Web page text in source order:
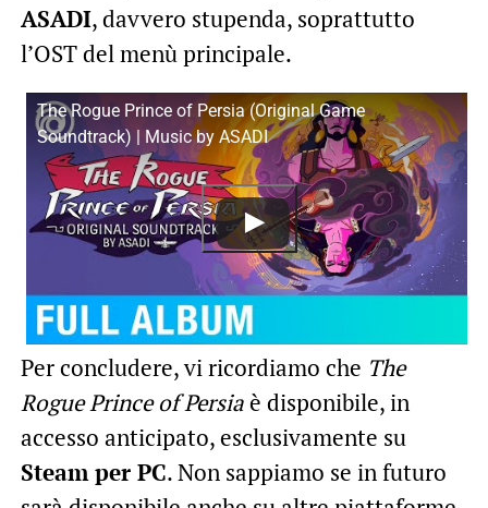
ASADI, davvero stupenda, soprattutto
l’OST del menù principale.
The Rogue Prince of Persia (Original Game
Soundtrack) | Music by ASADI
Per concludere, vi ricordiamo che The
Rogue Prince of Persiaè disponibile, in
accesso anticipato, esclusivamente su
Steam per PC. Non sappiamo se in futuro